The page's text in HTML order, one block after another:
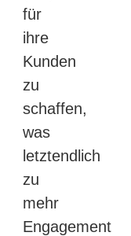
für
ihre
Kunden
zu
schaffen,
was
letztendlich
zu
mehr
Engagement